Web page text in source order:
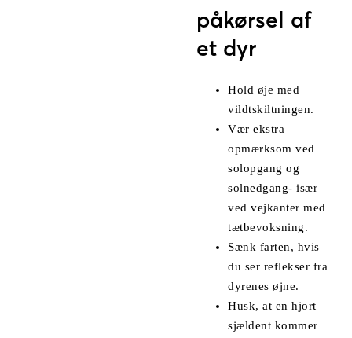
påkørsel af
et dyr
Hold øje med
vildtskiltningen.
Vær ekstra
opmærksom ved
solopgang og
solnedgang- især
ved vejkanter med
tætbevoksning.
Sænk farten, hvis
du ser reflekser fra
dyrenes øjne.
Husk, at en hjort
sjældent kommer